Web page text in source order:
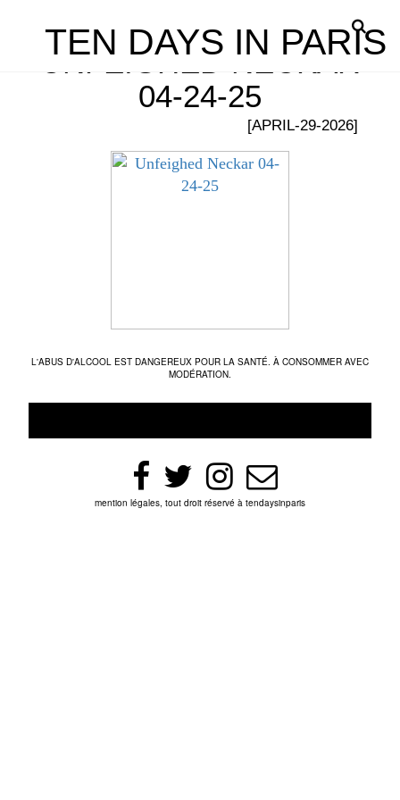
TEN DAYS IN PARIS
UNFEIGHED NECKAR
04-24-25
[APRIL-29-2026]
L'ABUS D'ALCOOL EST DANGEREUX POUR LA SANTÉ. À CONSOMMER AVEC
MODÉRATION.
mention légales, tout droit réservé à tendaysinparis